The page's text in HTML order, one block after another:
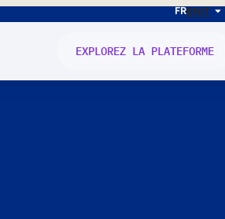
FRENIT
EXPLOREZ LA PLATEFORME